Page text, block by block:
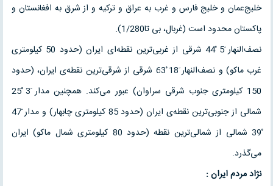
خلیج‌عمان و خلیج فارس و غرب به عراق و ترکیه و از شرق به افغانستان و
پاکستان محدود است (غربال، بی تا1/280).
نصف‌النهار َ5 ْ44 شرقی از غربی‌ترین نقطه‌ای ایران (حدود 50 کیلومتری
غرب ماکو) و نصف‌النهار َ18 ْ63 شرقی از شرقی‌ترین نقطه‌ی ایران، (حدود
150 کیلومتری جنوب شرقی سراوان) عبور می‌کند. همچنین مدار َ3 ْ25
شمالی از جنوبی‌ترین نقطه‌ی ایران (حدود 85 کیلومتری چابهار) و مدار َ47
ْ39 شمالی از شمالی‌ترین نقطه (حدود 80 کیلومتری شمال ماکو) ایران
می‌گذرد.
نژاد مردم ایران :